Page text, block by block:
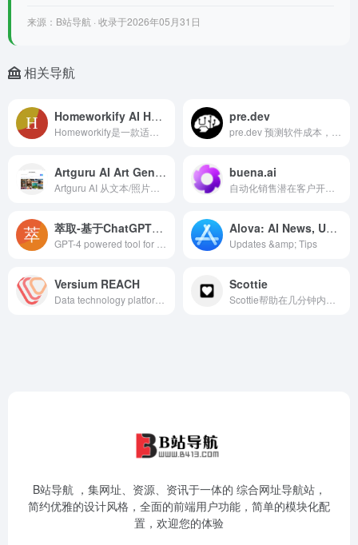
来源：B站导航 · 收录于2026年05月31日
相关导航
Homeworkify AI Homework Scanner & Solver pre.dev
Artguru AI Art Generator buena.ai
萃取-基于ChatGPT的免费网页阅读翻译助手 Alova: AI News, Updates & Tips
Updates &amp; Tips
Versium REACH Scottie
B站导航 ，集网址、资源、资讯于一体的 综合网址导航站，
简约优雅的设计风格，全面的前端用户功能，简单的模块化配
置，欢迎您的体验